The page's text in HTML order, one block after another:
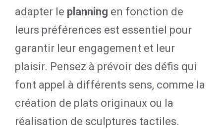
adapter le planning en fonction de
leurs préférences est essentiel pour
garantir leur engagement et leur
plaisir. Pensez à prévoir des défis qui
font appel à différents sens, comme la
création de plats originaux ou la
réalisation de sculptures tactiles.